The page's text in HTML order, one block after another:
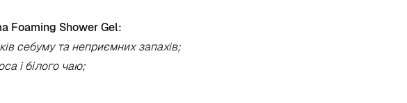
Foaming Shower Gel:
себуму та неприємних запахів;
і білого чаю;